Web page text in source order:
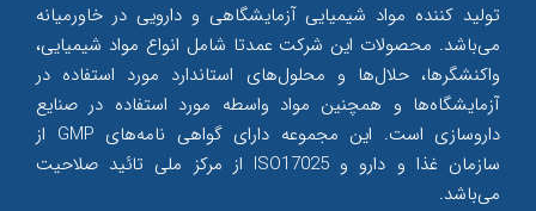
تولید کننده مواد شیمیایی آزمایشگاهی و دارویی در خاورمیانه
می‌‌باشد. محصولات این شرکت عمدتا شامل انواع مواد شیمیایی،
واکنشگرها، حلال‌‌ها و محلول‌‌های استاندارد مورد استفاده در
آزمایشگاه‌ها و همچنین مواد واسطه مورد استفاده در صنایع
داروسازی است. این مجموعه دارای گواهی نامه‌های GMP از
سازمان غذا و دارو و ISO17025 از مرکز ملی تائید صلاحیت
می‌‌باشد.